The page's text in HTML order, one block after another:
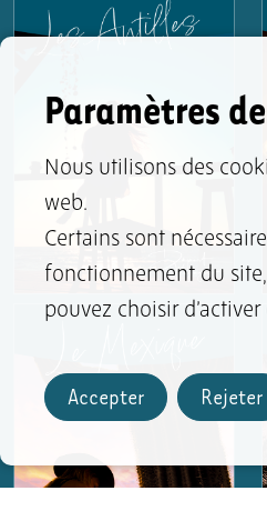
Paramètres
Nous utilisons des
web.
Certains sont
fonctionnement du
pouvez choisir
Accepter Rejeter